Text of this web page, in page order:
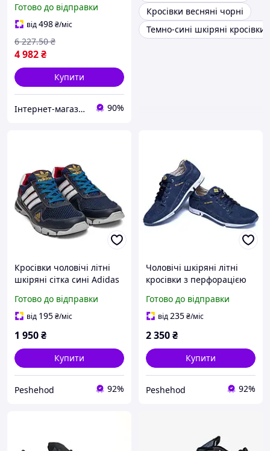
зі шкіри та текстилю в
білому синьому жовтому
кольорах
Готово до відправки
від498₴/міс
4 982₴
6 227.50 ₴
Купити
Інтернет-магазин Look 100 Clothes 90%
Кросівки весняні чорні
Темно-сині шкіряні кросівки
Кросівки чоловічі літні
шкіряні сітка сині Adidas
шкіра, легкі та
повітропроникні
Готово до відправки
від 195₴/міс
1 950₴
Купити
Peshehod 92%
Чоловічі шкіряні літні
кросівки з перфорацією
дихаючі
Готово до відправки
від235₴/міс
2 350₴
Купити
Peshehod 92%